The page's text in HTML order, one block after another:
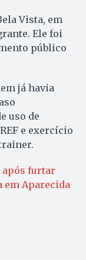
Vista, em
Ele foi
público
já havia
uso de
e exercício
furtar
Aparecida